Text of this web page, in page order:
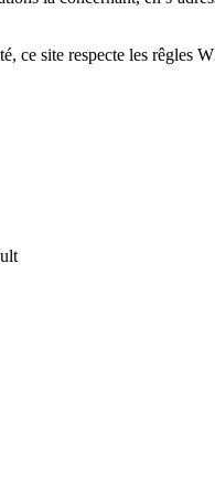
ce site respecte les rêgles